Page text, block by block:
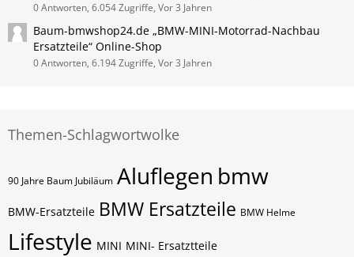
0 Antworten, 6.054 Zugriffe, Vor 3 Jahren
Baum-bmwshop24.de „BMW-MINI-Motorrad-Nachbau
Ersatzteile“ Online-Shop
0 Antworten, 6.194 Zugriffe, Vor 3 Jahren
Themen-Schlagwortwolke
90 Jahre Baum Jubiläum Aluflegen bmw
BMW-Ersatzteile BMW Ersatzteile BMW Helme
Lifestyle MINI MINI- Ersatztteile